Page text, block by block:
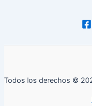
Todos los derechos ©